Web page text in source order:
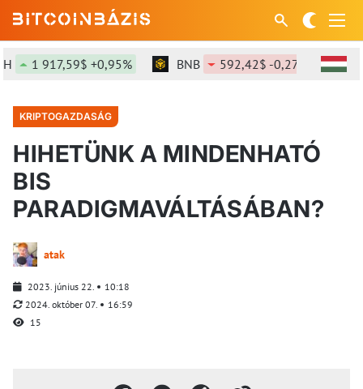
1 917,59$ +0,95% BNB 592,42$ -0,27% SOL
KRIPTOGAZDASÁG
HIHETÜNK A MINDENHATÓ
BIS
PARADIGMAVÁLTÁSÁBAN?
atak
2023. június 22.
10:18
2024. október 07.
16:59
15